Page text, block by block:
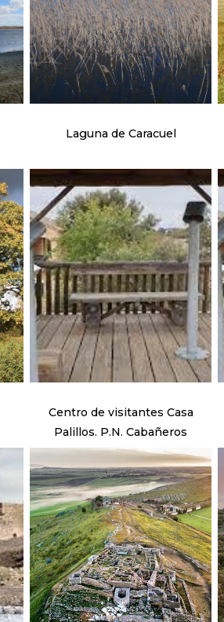
Laguna de Caracuel
Centro de visitantes Casa
Palillos. P.N. Cabañeros